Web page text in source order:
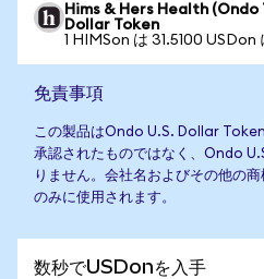
Hims & Hers Health (Ondo
Dollar Token
1 HIMSon は 31.5100 USDon
免責事項
この製品はOndo U.S. Dollar
承認されたものではなく、Ondo
りません。会社名およびその他の
のみに使用されます。
数秒でUSDonを入手